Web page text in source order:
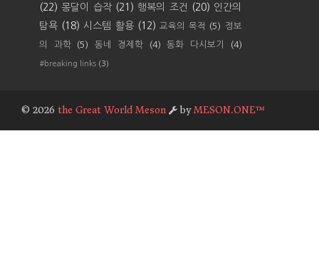
(22) 몽달이 습작 (21) 행복의 조건 (20) 인간의
탐욕 (18) 시스템 활용 (12) 교육의 목적 (5)
정보
의 과학
(5) 동네 경제학 (4) 동화 다시보기 (4)
#breaking links (3)
© 2026 the Great World Meson byMESON.ONE™